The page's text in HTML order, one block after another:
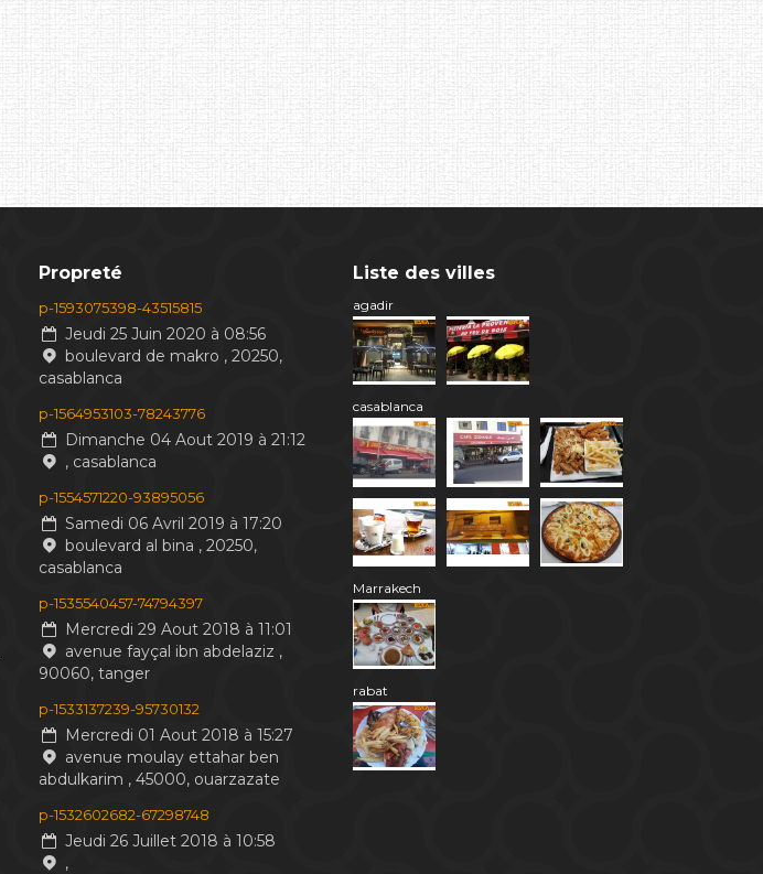
Propreté
p-1593075398-43515815
Jeudi 25 Juin 2020 à 08:56
boulevard de makro , 20250,
casablanca
p-1564953103-78243776
Dimanche 04 Aout 2019 à 21:12
, casablanca
p-1554571220-93895056
Samedi 06 Avril 2019 à 17:20
boulevard al bina , 20250,
casablanca
p-1535540457-74794397
Mercredi 29 Aout 2018 à 11:01
avenue fayçal ibn abdelaziz ,
90060, tanger
p-1533137239-95730132
Mercredi 01 Aout 2018 à 15:27
avenue moulay ettahar ben
abdulkarim , 45000, ouarzazate
p-1532602682-67298748
Jeudi 26 Juillet 2018 à 10:58
,
Liste des villes
agadir
casablanca
Marrakech
rabat